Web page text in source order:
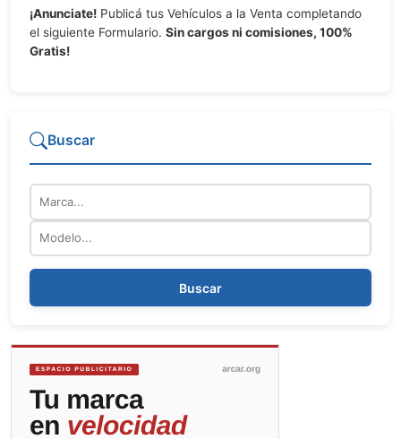
¡Anunciate! Publicá tus Vehículos a la Venta completando
el siguiente Formulario. Sin cargos ni comisiones, 100%
Gratis!
Buscar
Marca
Modelo
Buscar